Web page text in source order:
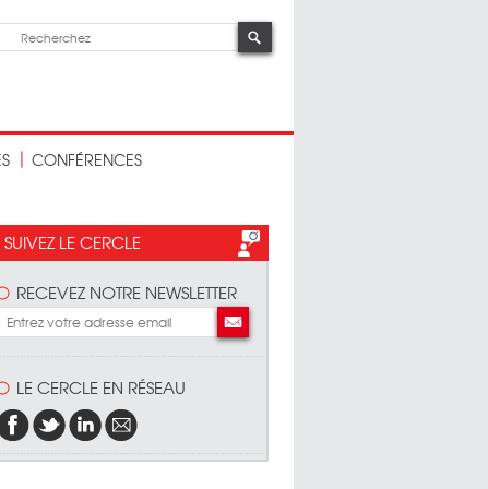
CONFÉRENCES
SUIVEZ LE CERCLE
RECEVEZ NOTRE NEWSLETTER
LE CERCLE EN RÉSEAU